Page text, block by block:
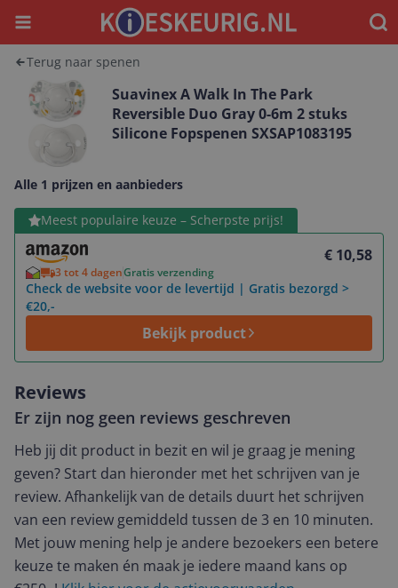
Menu
Terug naar spenen
Suavinex A Walk In The Park
Reversible Duo Gray 0-6m 2 stuks
Silicone Fopspenen SXSAP1083195
Alle 1 prijzen en aanbieders
Meest populaire keuze – Scherpste prijs!
€ 10,58
3 tot 4 dagenGratis verzending
Check de website voor de levertijd | Gratis bezorgd >
€20,-
Bekijk product
Bekijk product
Reviews
Er zijn nog geen reviews geschreven
Heb jij dit product in bezit en wil je graag je mening
geven? Start dan hieronder met het schrijven van je
review. Afhankelijk van de details duurt het schrijven
van een review gemiddeld tussen de 3 en 10 minuten.
Met jouw mening help je andere bezoekers een betere
keuze te maken én maak je iedere maand kans op